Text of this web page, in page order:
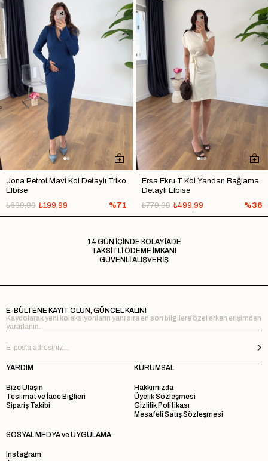
Jona Petrol Mavi Kol Detaylı Triko
Elbise
₺199,99
₺699,99 %71
Ersa Ekru T Kol Yandan Bağlama
Detaylı Elbise
₺499,99
₺779,99 %36
14 GÜN İÇİNDE KOLAY İADE
TAKSİTLİ ÖDEME İMKANI
GÜVENLİ ALIŞVERİŞ
E-BÜLTENE KAYIT OLUN, GÜNCEL KALIN!
Kaydolarak yeni koleksiyonların yanı sıra en son bilgilere özel erken erişimden
yararlanın.
YARDIM
Bize Ulaşın
Teslimat ve İade Biglieri
Sipariş Takibi
KURUMSAL
Hakkımızda
Üyelik Sözleşmesi
Gizlilik Politikası
Mesafeli Satış Sözleşmesi
SOSYAL MEDYA ve UYGULAMA
Instagram